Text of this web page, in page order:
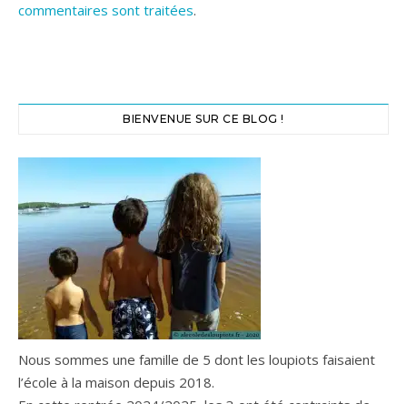
commentaires sont traitées.
BIENVENUE SUR CE BLOG !
Nous sommes une famille de 5 dont les loupiots faisaient
l’école à la maison depuis 2018.